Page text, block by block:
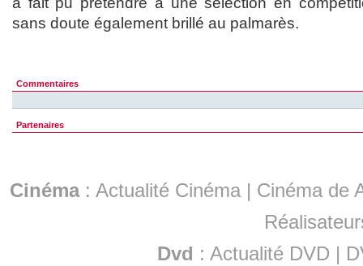
sans doute également brillé au palmarès.
Commentaires
Partenaires
Cinéma: Actualité Cinéma | Cinéma de
Dvd : Actualité DVD |